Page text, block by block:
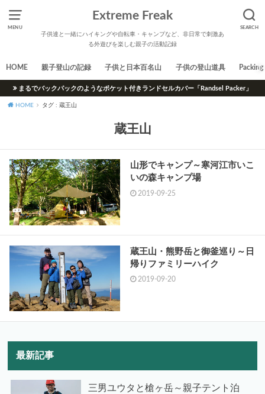
MENU SEARCH
Extreme Freak
子供達と一緒にハイキングや自転車・キャンプなど、非日常で刺激あ
る外遊びを楽しむ親子の活動記録
HOME 親子登山の記録 子供と日本百名山 子供の登山道具 Packing
まるでバックパックのようなポケット付きランドセルカバー「Randsel Packer」
HOME タグ : 蔵王山
蔵王山
山形でキャンプ～寒河江市いこ
いの森キャンプ場
2019-09-25
蔵王山・熊野岳と御釜巡り～日
帰りファミリーハイク
2019-09-20
最新記事
三男ユウタと槍ヶ岳～親子テント泊